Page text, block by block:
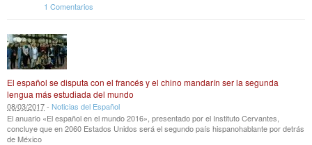
1 Comentarios
El español se disputa con el francés y el chino mandarín ser la segunda
lengua más estudiada del mundo
08/03/2017- Noticias del Español
El anuario «El español en el mundo 2016», presentado por el Instituto Cervantes,
concluye que en 2060 Estados Unidos será el segundo país hispanohablante por detrás
de México